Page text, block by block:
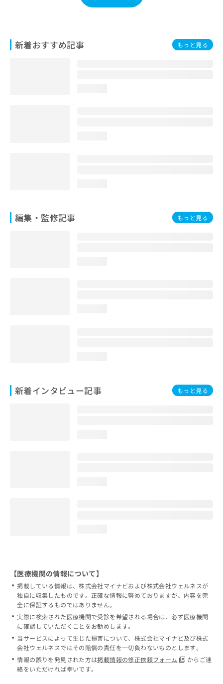
新着おすすめ記事 もっと見る
編集・監修記事 もっと見る
新着インタビュー記事 もっと見る
わ
【医療機関の情報について】
掲載している情報は、株式会社マイナビおよび株式会社ウェルネスが
独自に収集したものです。正確な情報に努めておりますが、内容を完
全に保証するものではありません。
実際に検索された医療機関で受診を希望される場合は、必ず医療機関
に確認していただくことをお勧めします。
当サービスによって生じた損害について、株式会社マイナビ及び株式
会社ウェルネスではその賠償の責任を一切負わないものとします。
情報の誤りを発見された方は掲載情報の修正依頼フォーム
からご連
絡をいただければ幸いです。